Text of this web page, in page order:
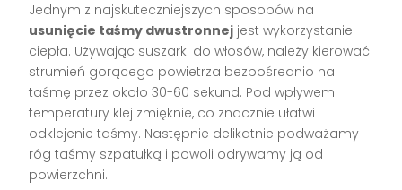
Jednym z najskuteczniejszych sposobów na
usunięcie taśmy dwustronnej jest wykorzystanie
ciepła. Używając suszarki do włosów, należy kierować
strumień gorącego powietrza bezpośrednio na
taśmę przez około 30-60 sekund. Pod wpływem
temperatury klej zmięknie, co znacznie ułatwi
odklejenie taśmy. Następnie delikatnie podważamy
róg taśmy szpatułką i powoli odrywamy ją od
powierzchni.